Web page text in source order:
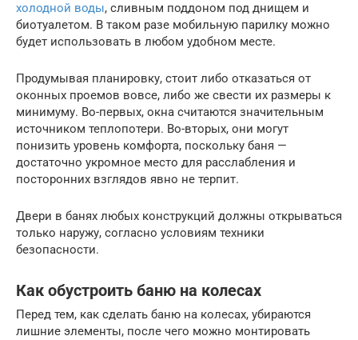
холодной воды, сливным поддоном под днищем и
биотуалетом. В таком разе мобильную парилку можно
будет использовать в любом удобном месте.
Продумывая планировку, стоит либо отказаться от
оконных проемов вовсе, либо же свести их размеры к
минимуму. Во-первых, окна считаются значительным
источником теплопотери. Во-вторых, они могут
понизить уровень комфорта, поскольку баня —
достаточно укромное место для расслабления и
посторонних взглядов явно не терпит.
Двери в банях любых конструкций должны открываться
только наружу, согласно условиям техники
безопасности.
Как обустроить баню на колесах
Перед тем, как сделать баню на колесах, убираются
лишние элементы, после чего можно монтировать